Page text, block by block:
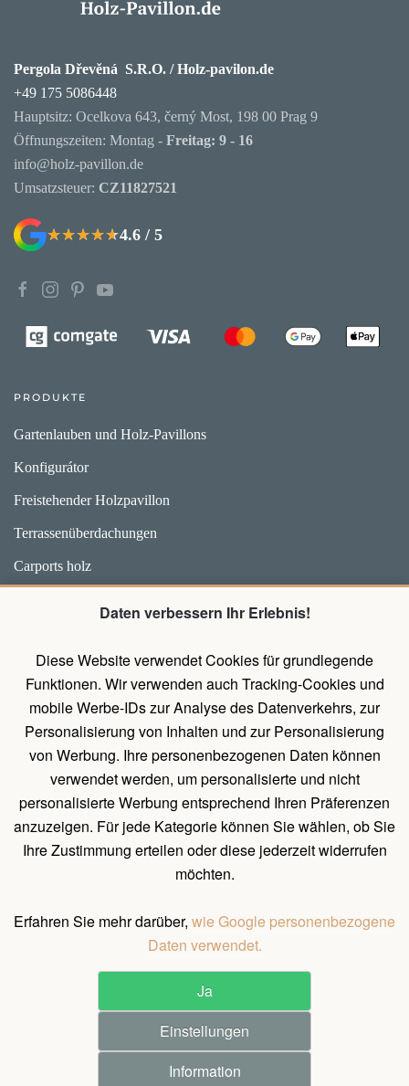
Daten verbessern Ihr Erlebnis!
Diese Website verwendet Cookies für grundlegende
Funktionen. Wir verwenden auch Tracking-Cookies und
mobile Werbe-IDs zur Analyse des Datenverkehrs, zur
Personalisierung von Inhalten und zur Personalisierung
von Werbung. Ihre personenbezogenen Daten können
verwendet werden, um personalisierte und nicht
personalisierte Werbung entsprechend Ihren Präferenzen
anzuzeigen. Für jede Kategorie können Sie wählen, ob Sie
Ihre Zustimmung erteilen oder diese jederzeit widerrufen
möchten.
Erfahren Sie mehr darüber, wie Google personenbezogene
Daten verwendet.
Ja
Einstellungen
Information
Pergola Dřevěná S.R.O. / Holz-pavilon.de
+49 175 5086448
Hauptsitz: Ocelkova 643, černý Most, 198 00 Prag 9
Öffnungszeiten: Montag - Freitag: 9 - 16
info@holz-pavillon.de
Umsatzsteuer: CZ11827521
★★★★★
★★★★★4.6 / 5
PRODUKTE
Gartenlauben und Holz-Pavillons
Konfigurátor
Freistehender Holzpavillon
Terrassenüberdachungen
Carports holz
Pavillons mit Wänden
UNTERLAGEN
Belehrung über das Widerrufsrecht
Allgemeines Verfahren zum Erstellen einer Bestellung
Natürliche Holzeigenschaften
All rights reserved.
Pergola Dřevěná s.r.o. / Holz-pavilon.de
Realization ♥ JOOMLA GURU